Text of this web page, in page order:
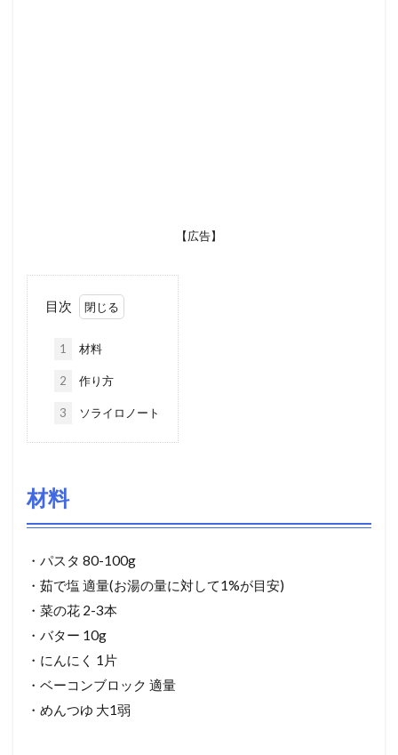
【広告】
目次
1 材料
2 作り方
3 ソライロノート
材料
・パスタ 80-100g
・茹で塩 適量(お湯の量に対して1%が目安)
・菜の花 2-3本
・バター 10g
・にんにく 1片
・ベーコンブロック 適量
・めんつゆ 大1弱